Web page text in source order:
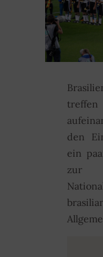
den
ein
zur